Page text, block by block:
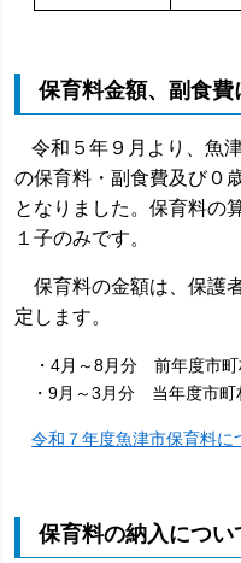
保育料金額、副食費
令和５年９月より、魚
の保育料・副食費及び０
となりました。保育料の
１子のみです。
保育料の金額は、保護
定します。
・4月～8月分 前年度市
・9月～3月分 当年度市町
令和７年度魚津市保育料に
保育料の納入につい